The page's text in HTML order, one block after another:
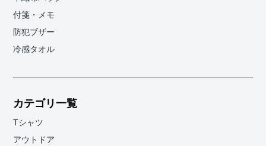
付箋・メモ
防犯ブザー
冷感タオル
カテゴリ一覧
Tシャツ
アウトドア